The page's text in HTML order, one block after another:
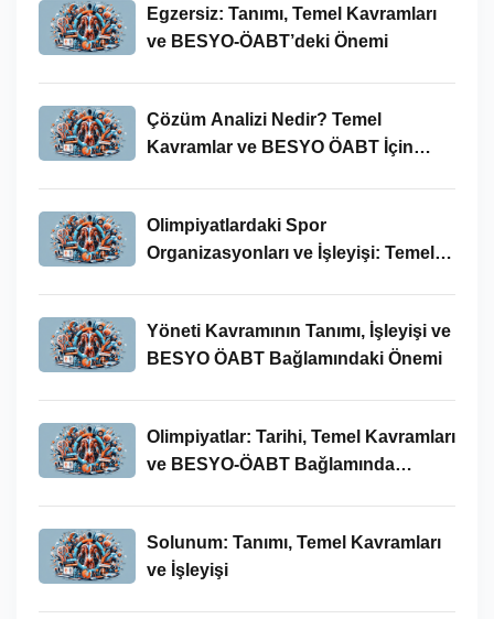
Egzersiz: Tanımı, Temel Kavramları
ve BESYO-ÖABT’deki Önemi
Çözüm Analizi Nedir? Temel
Kavramlar ve BESYO ÖABT İçin
Olimpiyatlardaki Spor
Organizasyonları ve İşleyişi: Temel
Yöneti Kavramının Tanımı, İşleyişi ve
BESYO ÖABT Bağlamındaki Önemi
Olimpiyatlar: Tarihi, Temel Kavramları
ve BESYO-ÖABT Bağlamında
Solunum: Tanımı, Temel Kavramları
ve İşleyişi